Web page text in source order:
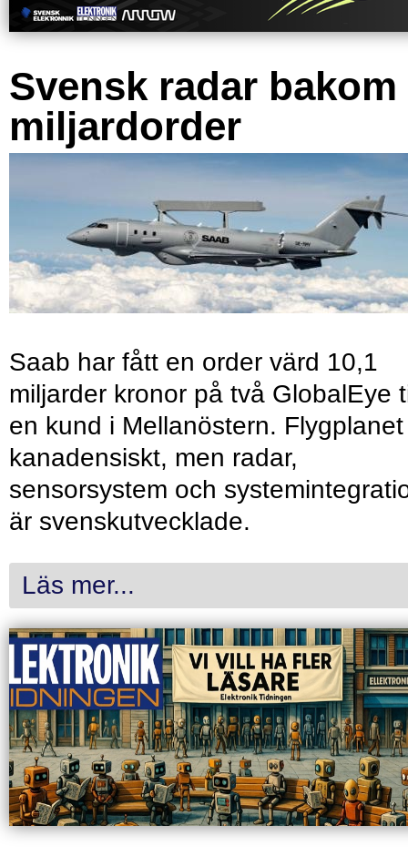
Svensk radar bakom
miljardorder
Saab har fått en order värd 10,1
miljarder kronor på två GlobalEye
en kund i Mellanöstern.
kanadensiskt, men radar,
sensorsystem och
är svenskutvecklade.
Läs mer...